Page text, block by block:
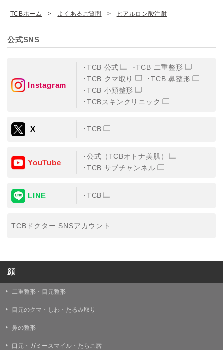
TCBホーム よくあるご質問 ヒアルロン酸注射
公式SNS
Instagram
TCB 公式
TCB 二重整形
TCB クマ取り
TCB 鼻整形
TCB 小顔整形
TCBスキンクリニック
X TCB
YouTube
公式（TCBオトナ美肌）
TCB サブチャンネル
LINE TCB
TCBドクター SNSアカウント
顔
二重整形・目元整形
目元のクマ・しわ・たるみ取り
鼻の整形
口元・ガミースマイル・たらこ唇